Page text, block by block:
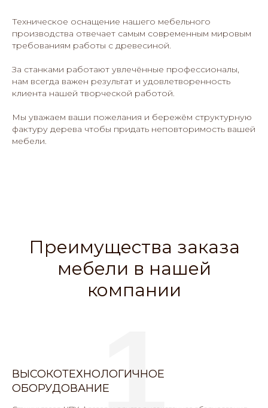
Техническое оснащение нашего мебельного
производства отвечает самым современным мировым
требованиям работы с древесиной.
За станками работают увлечённые профессионалы,
нам всегда важен результат и удовлетворенность
клиента нашей творческой работой.
Мы уважаем ваши пожелания и бережём структурную
фактуру дерева чтобы придать неповторимость вашей
мебели.
Преимущества заказа
мебели в нашей
компании
ВЫСОКОТЕХНОЛОГИЧНОЕ
ОБОРУДОВАНИЕ1